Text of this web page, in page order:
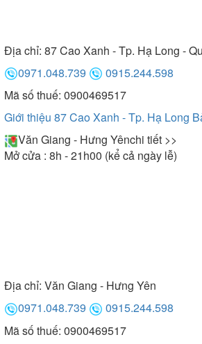
Địa chỉ: 87 Cao Xanh - Tp. Hạ Long -
0971.048.739
0915.244.598
Mã số thuế: 0900469517
Giới thiệu 87 Cao Xanh - Tp. Hạ Long
Văn Giang - Hưng Yênchi tiết >>
Mở cửa : 8h - 21h00 (kể cả ngày lễ)
Địa chỉ: Văn Giang - Hưng Yên
0971.048.739
0915.244.598
Mã số thuế: 0900469517